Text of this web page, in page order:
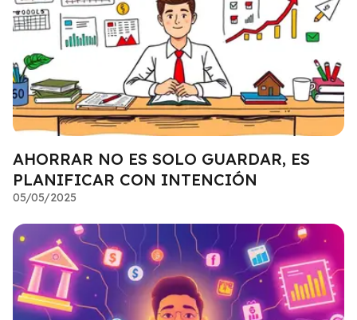
AHORRAR NO ES SOLO GUARDAR, ES
PLANIFICAR CON INTENCIÓN
05/05/2025